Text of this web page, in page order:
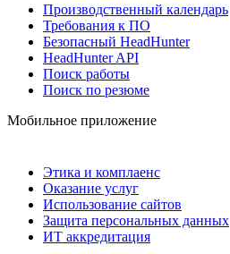
Производственный календарь
Требования к ПО
Безопасный HeadHunter
HeadHunter API
Поиск работы
Поиск по резюме
Мобильное приложение
Этика и комплаенс
Оказание услуг
Использование сайтов
Защита персональных данных
ИТ аккредитация